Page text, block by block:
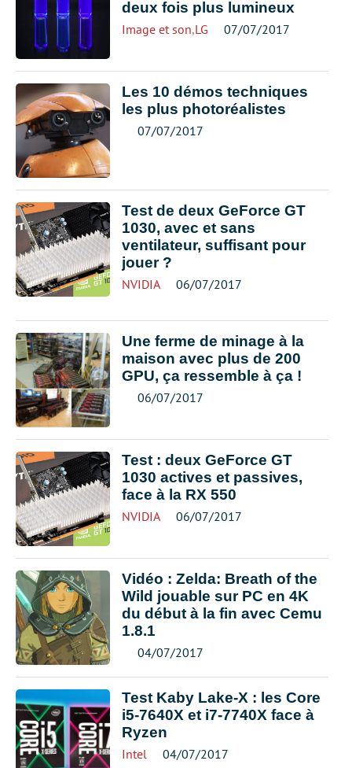
deux fois plus lumineux
Image et son,LG 07/07/2017
Les 10 démos techniques
les plus photoréalistes
07/07/2017
Test de deux GeForce GT
1030, avec et sans
ventilateur, suffisant pour
jouer ?
NVIDIA 06/07/2017
Une ferme de minage à la
maison avec plus de 200
GPU, ça ressemble à ça !
06/07/2017
Test : deux GeForce GT
1030 actives et passives,
face à la RX 550
NVIDIA 06/07/2017
Vidéo : Zelda: Breath of the
Wild jouable sur PC en 4K
du début à la fin avec Cemu
1.8.1
04/07/2017
Test Kaby Lake-X : les Core
i5-7640X et i7-7740X face à
Ryzen
Intel 04/07/2017